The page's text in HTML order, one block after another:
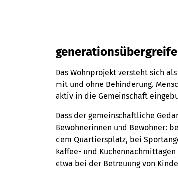
Das Wohnprojekt versteht sich
mit und ohne Behinderung.
aktiv in die Gemeinschaft
Dass der gemeinschaftliche
Bewohnerinnen und Bewohner:
dem Quartiersplatz, bei
Kaffee- und
etwa bei der Betreuung von